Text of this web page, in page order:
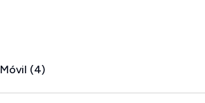
Móvil (4)